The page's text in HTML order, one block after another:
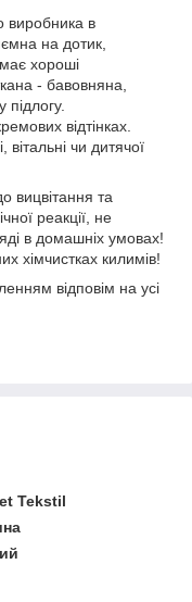
виробника в
на дотик,
має хороші
- бавовняна,
підлогу.
відтінках.
чи дитячої
вицвітання та
реакції, не
в домашніх умовах!
хімчистках килимів!
відповім на усі
Tekstil